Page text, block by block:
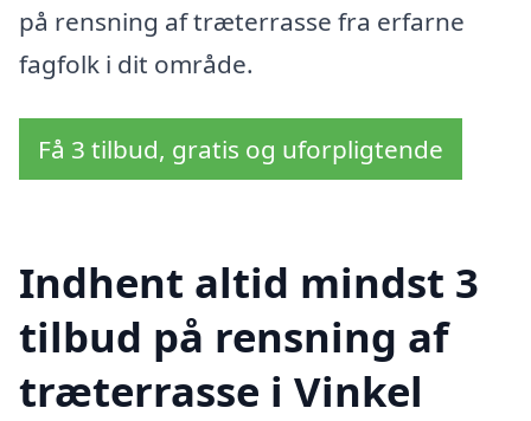
på rensning af træterrasse fra erfarne
fagfolk i dit område.
Få 3 tilbud, gratis og uforpligtende
Indhent altid mindst 3
tilbud på rensning af
træterrasse i Vinkel